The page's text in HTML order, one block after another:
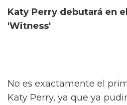
Katy Perry debutará en
'Witness'
No es exactamente el
Katy Perry, ya que ya